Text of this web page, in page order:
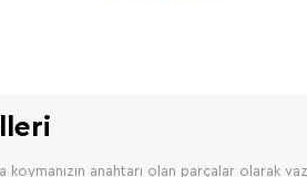
anahtarı olan parçalar olarak